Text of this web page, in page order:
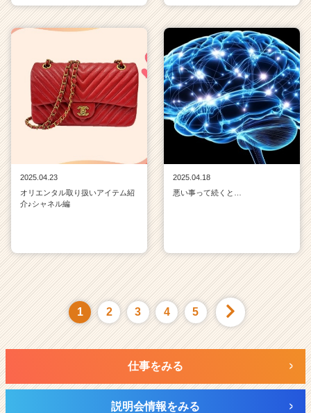
2025.04.23
オリエンタル取り扱いアイテム紹
介♪シャネル編
2025.04.18
悪い事って続くと…
1 2 3 4 5
仕事をみる
説明会情報をみる